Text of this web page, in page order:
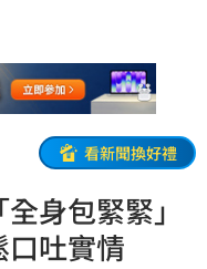
看新聞換好禮
身包緊緊」
吐實情